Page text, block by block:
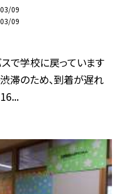
09
09
で学校に戻っています
滞のため、到着が遅れ